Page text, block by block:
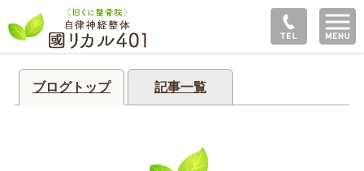
ブログトップ 記事一覧